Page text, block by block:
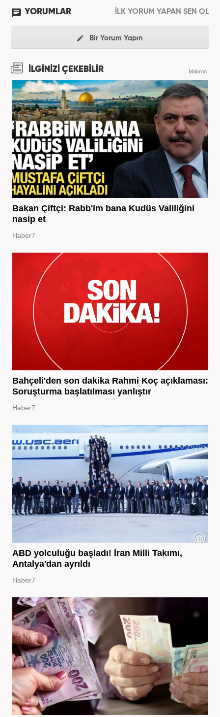
YORUMLAR İLK YORUM YAPAN SEN OL
Bir Yorum Yapın
İLGİNİZİ ÇEKEBİLİR Makroo
Bakan Çiftçi: Rabb'im bana Kudüs Valiliğini
nasip et
Haber7
Bahçeli'den son dakika Rahmi Koç açıklaması:
Soruşturma başlatılması yanlıştır
Haber7
ABD yolculuğu başladı! İran Milli Takımı,
Antalya'dan ayrıldı
Haber7